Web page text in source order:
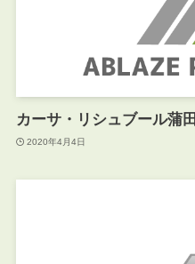
カーサ・リシュブール蒲田
2020年4月4日